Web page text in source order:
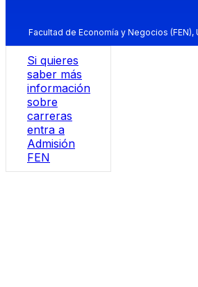
Facultad de Economía y Negocios
Si quieres
saber más
información
sobre
carreras
entra a
Admisión
FEN